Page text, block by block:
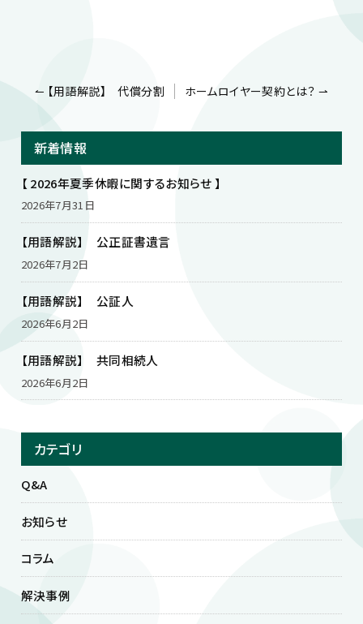
ビ
ー
シ
ョ
ン
↼ 【用語解説】 代償分割 ホームロイヤー契約とは？ ⇀
新着情報
【 2026年夏季休暇に関するお知らせ 】
2026年7月31日
【用語解説】 公正証書遺言
2026年7月2日
【用語解説】 公証人
2026年6月2日
【用語解説】 共同相続人
2026年6月2日
カテゴリ
Q&A
お知らせ
コラム
解決事例